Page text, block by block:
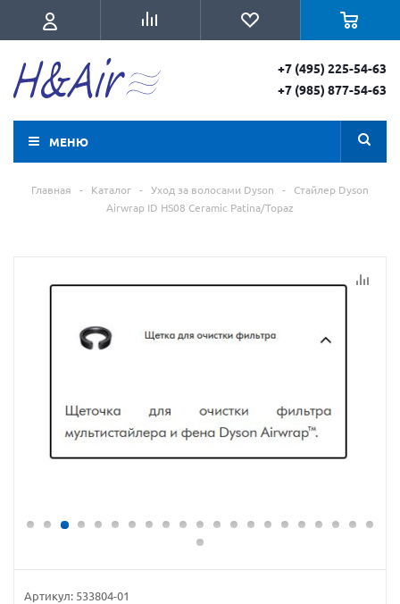
+7 (495) 225-54-63
+7 (985) 877-54-63
МЕНЮ
Главная - Каталог - Уход за волосами Dyson -
Стайлер Dyson
Airwrap ID HS08 Ceramic Patina/Topaz
Артикул: 533804-01